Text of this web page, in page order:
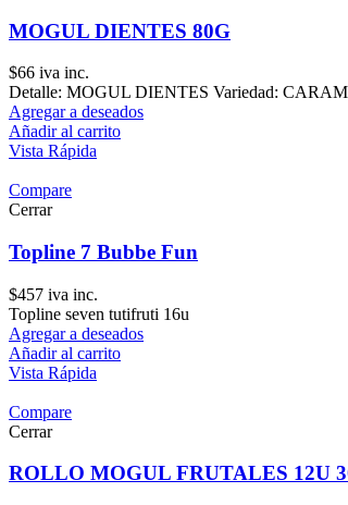
MOGUL DIENTES 80G
$66 iva inc.
Detalle: MOGUL DIENTES Variedad:
Agregar a deseados
Añadir al carrito
Vista Rápida
Compare
Cerrar
Topline 7 Bubbe Fun
$457 iva inc.
Topline seven tutifruti 16u
Agregar a deseados
Añadir al carrito
Vista Rápida
Compare
Cerrar
ROLLO MOGUL FRUTALES 12U